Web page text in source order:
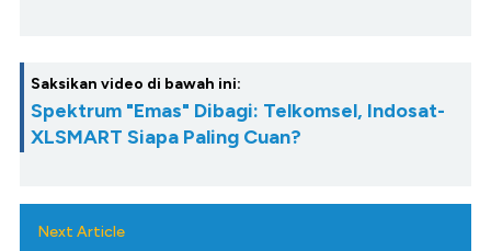
Saksikan video di bawah ini:
Spektrum "Emas" Dibagi: Telkomsel, Indosat-
XLSMART Siapa Paling Cuan?
Next Article